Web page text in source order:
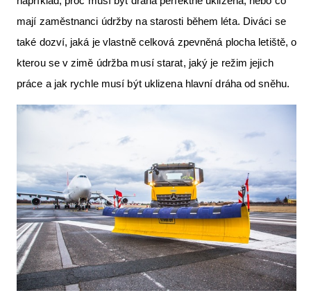
mají zaměstnanci údržby na starosti během léta. Diváci se
také dozví, jaká je vlastně celková zpevněná plocha letiště, o
kterou se v zimě údržba musí starat, jaký je režim jejich
práce a jak rychle musí být uklizena hlavní dráha od sněhu.